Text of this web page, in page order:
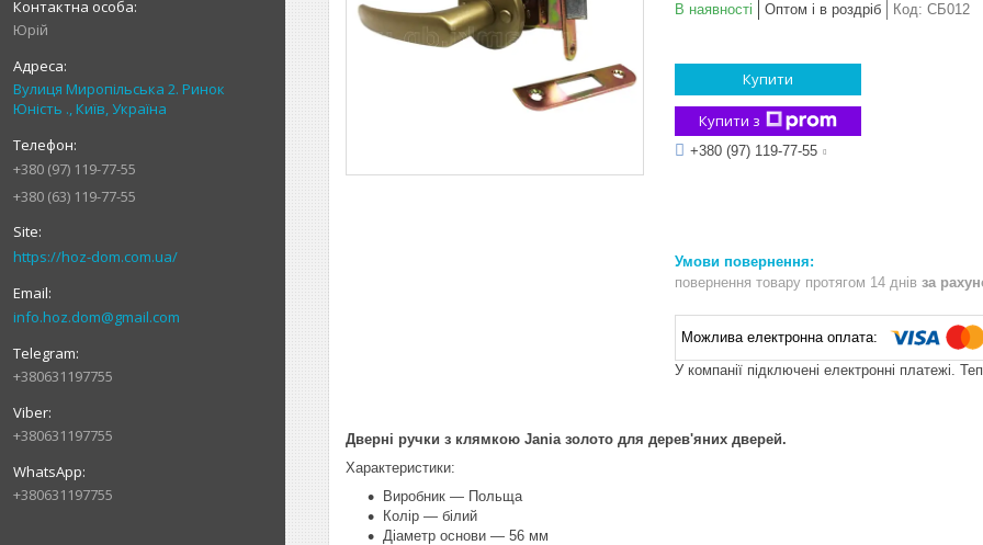
Юрій
Вулиця Миропільська 2. Ринок
Юність ., Київ, Україна
+380 (97) 119-77-55
+380 (63) 119-77-55
https://hoz-dom.com.ua/
info.hoz.dom@gmail.com
+380631197755
+380631197755
+380631197755
В наявності Оптом і в роздріб Код: СБ012
Купити
Купити з
+380 (97) 119-77-55
повернення товару протягом 14 днів за
У компанії підключені електронні платежі.
Дверні ручки з клямкою Jania золото для дерев'яних дверей.
Характеристики:
Виробник — Польща
Колір — білий
Діаметр основи — 56 мм